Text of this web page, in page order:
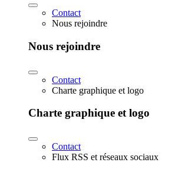
Contact
Nous rejoindre
Nous rejoindre
Contact
Charte graphique et logo
Charte graphique et logo
Contact
Flux RSS et réseaux sociaux